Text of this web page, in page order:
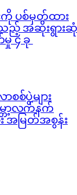
ကို ပစ်မှတ်ထား
အဆိုးရွားဆုံ
၄ ခု
စ်ပွဲများ
ဘာ့လက်နက်
အမြတ်အစွန်း